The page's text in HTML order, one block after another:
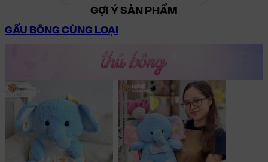
GỢI Ý SẢN PHẨM
GẤU BÔNG CÙNG LOẠI